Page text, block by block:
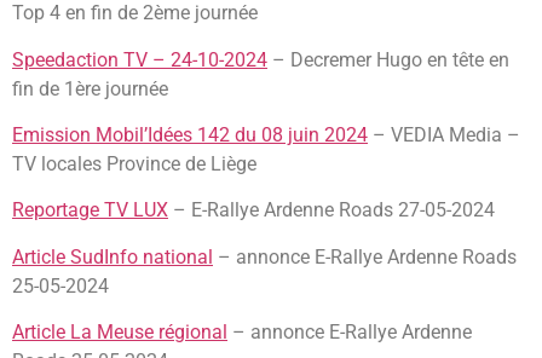
Top 4 en fin de 2ème journée
Speedaction TV – 24-10-2024 – Decremer Hugo en tête en
fin de 1ère journée
Emission Mobil’Idées 142 du 08 juin 2024 – VEDIA Media –
TV locales Province de Liège
Reportage TV LUX – E-Rallye Ardenne Roads 27-05-2024
Article SudInfo national – annonce E-Rallye Ardenne Roads
25-05-2024
Article La Meuse régional – annonce E-Rallye Ardenne